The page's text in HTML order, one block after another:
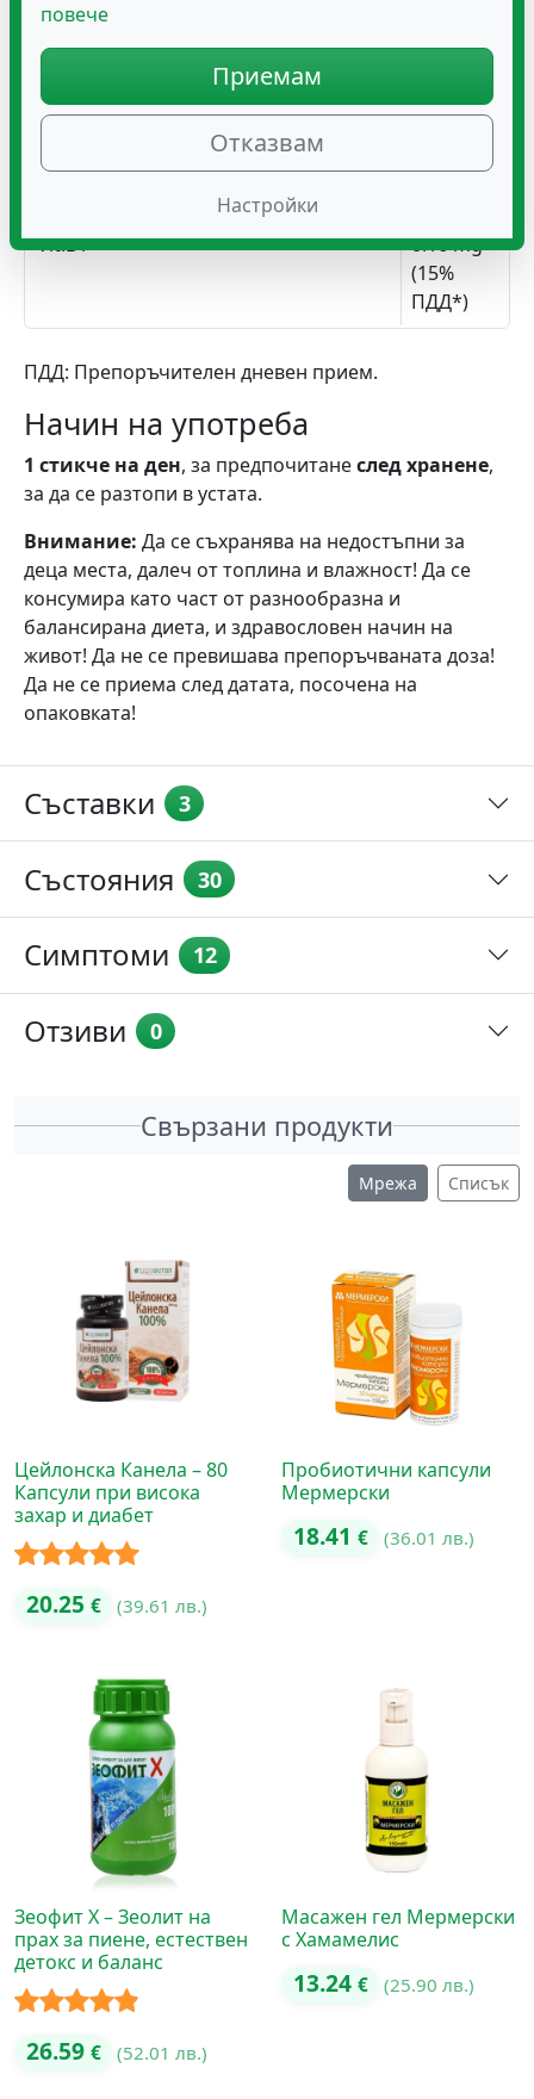
Микрокапсулиран убиквинол на
Kaneka – активна форма на коензим
(15%
Vit.B1
0.16 mg
(15%
ПДД*)
ПДД: Препоръчителен дневен прием.
Начин на употреба
1 стикче на ден, за предпочитанеслед хранене,
за да се разтопи в устата.
Внимание: Да се ​​съхранява на недостъпни за
деца места, далеч от топлина и влажност! Да се ​​
консумира като част от разнообразна и
балансирана диета, и здравословен начин на
живот! Да не се превишава препоръчваната доза!
Да не се приема след датата, посочена на
опаковката!
Съставки 3
Състояния 30
Симптоми 12
Отзиви 0
Свързани продукти
Мрежа Списък
Цейлонска Канела – 80
Капсули при висока
захар и диабет
Оценено с
20.25 € (39.61 лв.)
Пробиотични капсули
Мермерски
18.41 € (36.01 лв.)
Зеофит Х – Зеолит на
прах за пиене, естествен
детокс и баланс
Оценено с
26.59 € (52.01 лв.)
Масажен гел Мермерски
с Хамамелис
13.24 € (25.90 лв.)
повече
Приемам
Отказвам
Настройки